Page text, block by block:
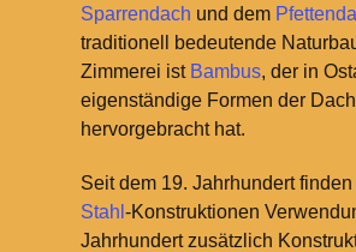
Sparrendach und dem
traditionell bedeutende
Zimmerei ist Bambus, der in
eigenständige Formen der
hervorgebracht hat.
Seit dem 19. Jahrhundert
Stahl -Konstruktionen
Jahrhundert zusätzlich